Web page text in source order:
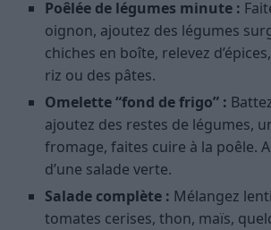
Poêlée de légumes minute :
oignon, ajoutez des légumes
chiches en boîte, relevez
riz ou des pâtes.
Omelette “fond de frigo” :
ajoutez des restes de légumes,
fromage, faites cuire à la poêle.
d’une salade verte.
Salade complète : Mélangez
tomates cerises, thon, maïs,